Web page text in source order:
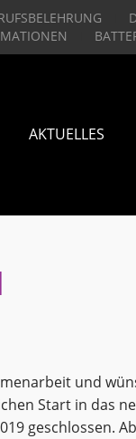
AKTUELLES
und
Start in das
geschlossen.